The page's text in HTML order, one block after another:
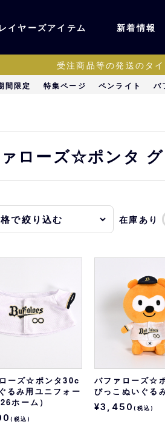
ティック
ユニフ
キッズ
ッズ
販売 キーホ
オリ姫
イヤーズアイテム 新着情報
受注商品等の発送のタ
間限定 特集ページ ペンライト バ
ローズ☆ポンタ
在庫あり
ーズ☆ポンタ30c
るみ用ユニフォー
ホーム）
(税込)
バファローズ☆
びっこぬいぐる
¥3,450(税込)